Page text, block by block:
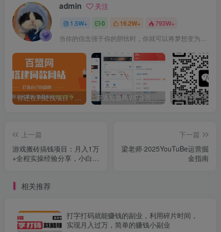
admin 关注
1.5W+ 0 16.2W+ 793W+
当你的信念强于你的胆怯时，你就可以将梦想变为现实了
你还在到处找项目？还在当韭菜？我靠卖项目一个月收入5万+，曾经我也是个失败者。 开通知越网VIP会员，尊享全站资源免费下载，享70%的推广提成！！【限时五折优惠】
上一篇
游戏搬砖搞钱项目：月入1万
+全程实操经验分享，小白也
下一篇
梁老师·2025YouTuBe运营掘
金指南
相关推荐
打字打码就能赚钱的副业，利用碎片时间，
实现月入过万，简单的赚钱小副业